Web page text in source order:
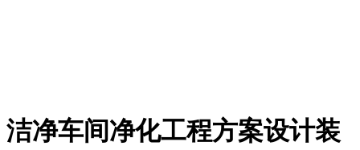
洁净车间净化工程方案设计装